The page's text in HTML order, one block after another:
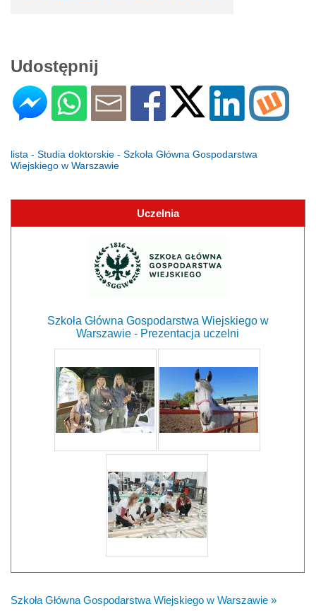
Udostępnij
lista - Studia doktorskie - Szkoła Główna Gospodarstwa
Wiejskiego w Warszawie
Uczelnia
Szkoła Główna Gospodarstwa Wiejskiego w
Warszawie - Prezentacja uczelni
Szkoła Główna Gospodarstwa Wiejskiego w Warszawie »